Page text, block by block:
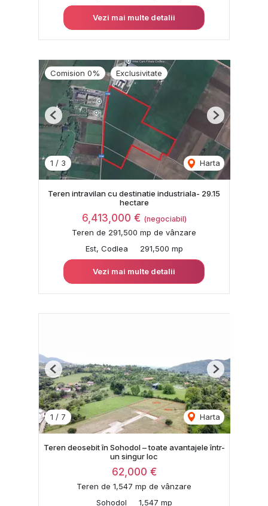
Vezi mai multe detalii
Comision 0% Exclusivitate
1 / 3 Harta
Previous Next
Teren intravilan cu destinatie industriala- 29.15
hectare
6,413,000 € (negociabil)
Teren de 291,500 mp de vânzare
Est, Codlea
291,500 mp
Vezi mai multe detalii
1 / 7 Harta
Previous Next
Teren deosebit în Sohodol – toate avantajele într-
un singur loc
62,000 €
Teren de 1,547 mp de vânzare
Sohodol
1,547 mp